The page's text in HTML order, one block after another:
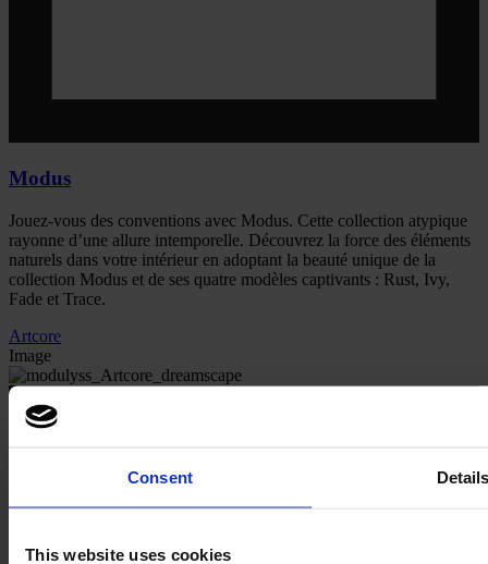
Consent
This website uses cookies
Modus
Jouez-vous des conventions avec Modus. Cette collection atypique
rayonne d’une allure intemporelle. Découvrez la force des éléments
naturels dans votre intérieur en adoptant la beauté unique de la
collection Modus et de ses quatre modèles captivants : Rust, Ivy,
Fade et Trace.
Artcore
Image